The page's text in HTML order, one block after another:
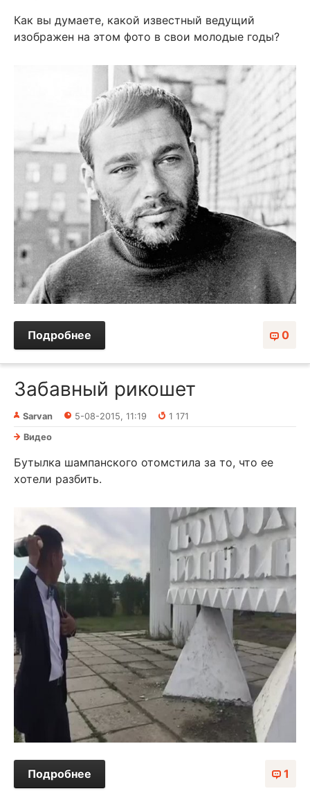
Как вы думаете, какой известный ведущий
изображен на этом фото в свои молодые годы?
0
Подробнее
Забавный рикошет
Sarvan 5-08-2015, 11:19
1 171
Видео
Бутылка шампанского отомстила за то, что ее
хотели разбить.
1
Подробнее